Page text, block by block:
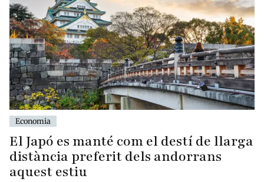
Economia
El Japó es manté com el destí de llarga
distància preferit dels andorrans
aquest estiu